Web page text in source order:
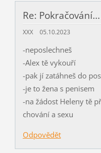
Re: Pokračování...
XXX 05.10.2023
-neposlechneš
-Alex tě vykouří
-pak jí zatáhneš do
-je to žena s penisem
-na žádost Heleny tě
chování a sexu
Odpovědět